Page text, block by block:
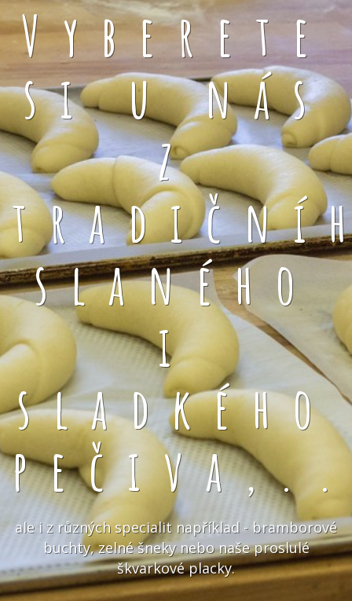
Vyberete
si u nás
z
slaného
i
sladkého
ale i z různých specialit například - bramborové
buchty, zelné šneky nebo naše proslulé
škvarkové placky.